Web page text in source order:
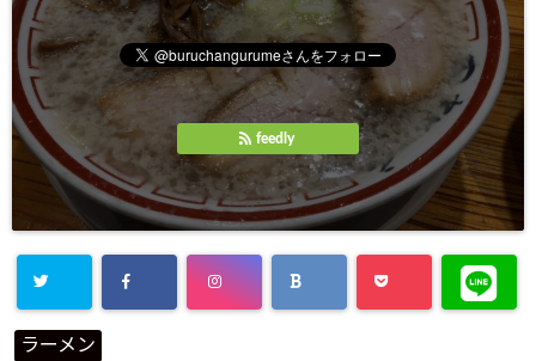
feedly
ラーメン